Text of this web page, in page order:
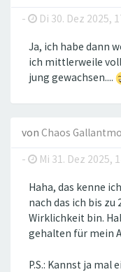
-
Di 30. Dez 2025,
Ja, ich habe dann
ich mittlerweile
jung gewachsen....
von Chaos
-
Mi 31. Dez 2025,
Haha, das kenne
nach das ich bis zu
Wirklichkeit bin.
gehalten für mein
P.S.: Kannst ja mal